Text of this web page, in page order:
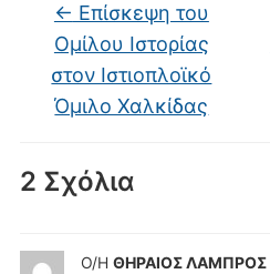
← Επίσκεψη του
Ομίλου Ιστορίας
στον Ιστιοπλοϊκό
Όμιλο Χαλκίδας
2 Σχόλια
Ο/Η ΘΗΡΑΙΟΣ ΛΑΜΠΡΟΣ